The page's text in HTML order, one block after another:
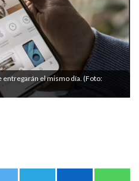
el mismo día. (Foto: